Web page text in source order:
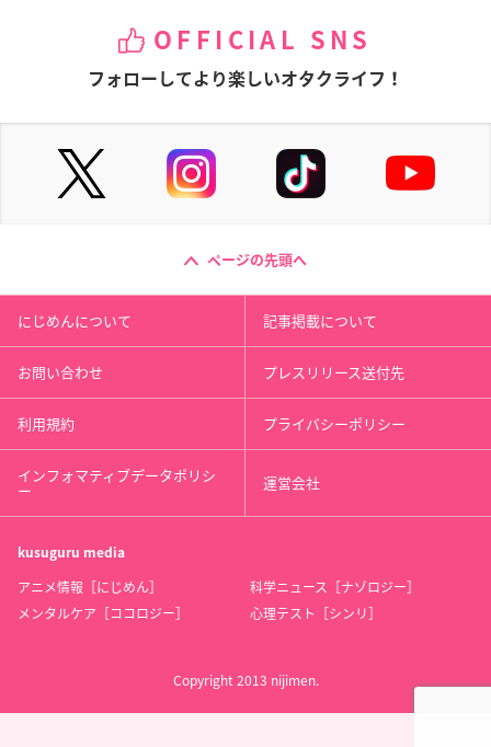
OFFICIAL SNS
フォローしてより楽しいオタクライフ！
ページの先頭へ
にじめんについて 記事掲載について
お問い合わせ プレスリリース送付先
利用規約 プライバシーポリシー
インフォマティブデータポリシ
ー 運営会社
kusuguru media
アニメ情報［にじめん］
科学ニュース［ナゾロジー］
メンタルケア［ココロジー］
心理テスト［シンリ］
Copyright 2013 nijimen.